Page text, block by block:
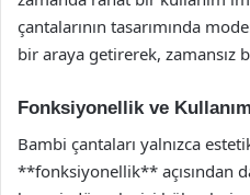
çantalarının tasarımında
bir araya getirerek, zamansız
Fonksiyonellik ve
Bambi çantaları yalnızca
**fonksiyonellik** açısından